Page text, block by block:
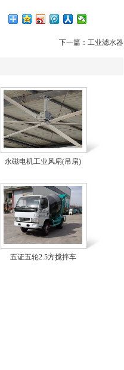
下一篇： 工业滤水器
永磁电机工业风扇(吊扇)
五证五轮2.5方搅拌车